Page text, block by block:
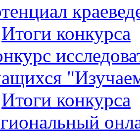
Итоги конкурса
Итоги конкурса